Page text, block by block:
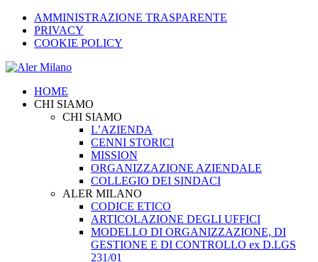
AMMINISTRAZIONE TRASPARENTE
PRIVACY
COOKIE POLICY
HOME
CHI SIAMO
CHI SIAMO
L’AZIENDA
CENNI STORICI
MISSION
ORGANIZZAZIONE AZIENDALE
COLLEGIO DEI SINDACI
ALER MILANO
CODICE ETICO
ARTICOLAZIONE DEGLI UFFICI
MODELLO DI ORGANIZZAZIONE, DI
GESTIONE E DI CONTROLLO ex D.LGS
231/01